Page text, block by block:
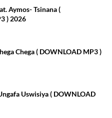
Aymos- Tsinana (
) 2026
Chega ( DOWNLOAD MP3 )
Uswisiya ( DOWNLOAD